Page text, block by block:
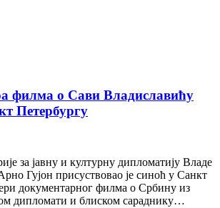
филма о Сави Владиславићу
Петербургу
за јавну и културну дипломатију Владе
Гујон присуствовао је синоћ у Санкт
документарног филма о Србину из
дипломати и блиском сараднику…